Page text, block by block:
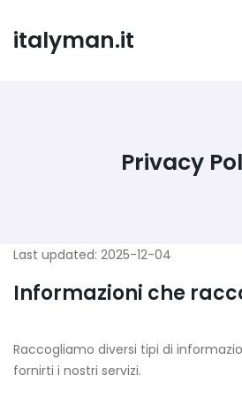
content
italyman.it
Privacy
Last updated: 2025-12-04
Informazioni che
Raccogliamo diversi tipi di
fornirti i nostri servizi.